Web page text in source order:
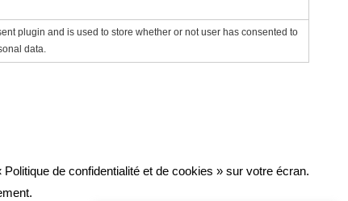
plugin and is used to store whether or not user has consented to
data.
de confidentialité et de cookies » sur votre écran.